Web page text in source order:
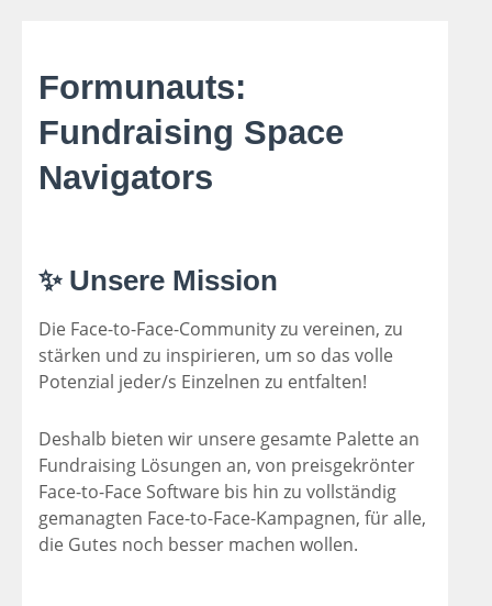
Formunauts:
Fundraising Space
Navigators
✨ Unsere Mission
Die Face-to-Face-Community zu vereinen, zu
stärken und zu inspirieren, um so das volle
Potenzial jeder/s Einzelnen zu entfalten!
Deshalb bieten wir unsere gesamte Palette an
Fundraising Lösungen an, von preisgekrönter
Face-to-Face Software bis hin zu vollständig
gemanagten Face-to-Face-Kampagnen, für alle,
die Gutes noch besser machen wollen.